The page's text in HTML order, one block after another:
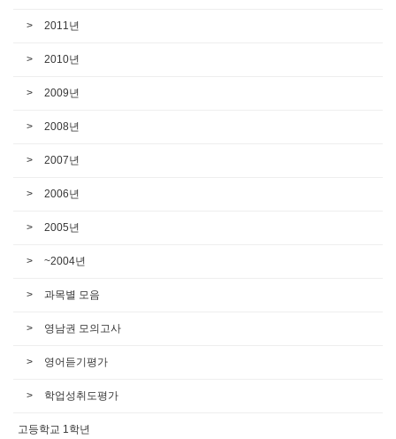
2011년
2010년
2009년
2008년
2007년
2006년
2005년
~2004년
과목별 모음
영남권 모의고사
영어듣기평가
학업성취도평가
고등학교 1학년